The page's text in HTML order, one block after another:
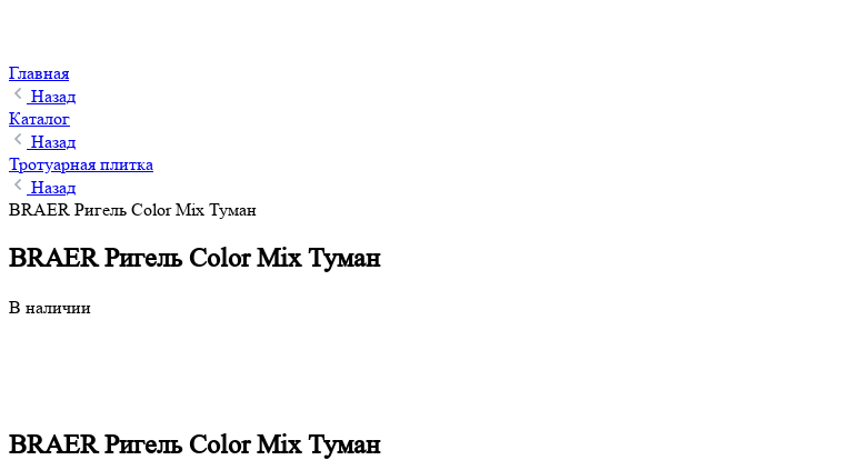
Главная
Назад
Каталог
Назад
Тротуарная плитка
Назад
BRAER Ригель Color Mix Туман
BRAER Ригель Color Mix Туман
В наличии
BRAER Ригель Color Mix Туман